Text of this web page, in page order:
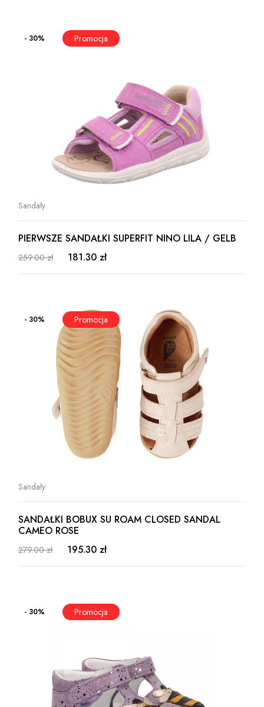
- 30%
Sandały
PIERWSZE SANDAŁKI SUPERFIT NINO LILA / GELB
259.00 zł 181.30 zł
- 30%
Sandały
SANDAŁKI BOBUX SU ROAM CLOSED SANDAL
CAMEO ROSE
279.00 zł 195.30 zł
- 30%